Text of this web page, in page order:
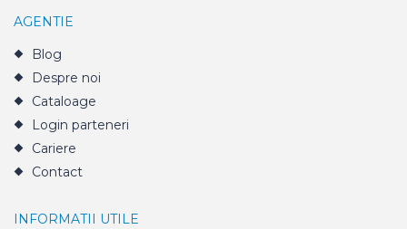
AGENTIE
Blog
Despre noi
Cataloage
Login parteneri
Cariere
Contact
INFORMATII UTILE